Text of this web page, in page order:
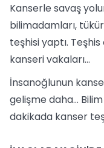
Kanserle savaş
bilimadamları,
teşhisi yaptı.
kanseri vakaları...
İnsanoğlunun
gelişme daha...
dakikada kanser